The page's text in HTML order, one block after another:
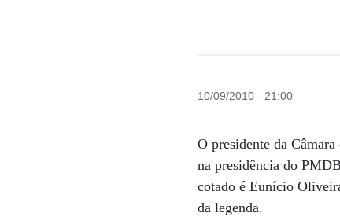
10/09/2010 - 21:00
O presidente da
na presidência do
cotado é Eunício
da legenda.